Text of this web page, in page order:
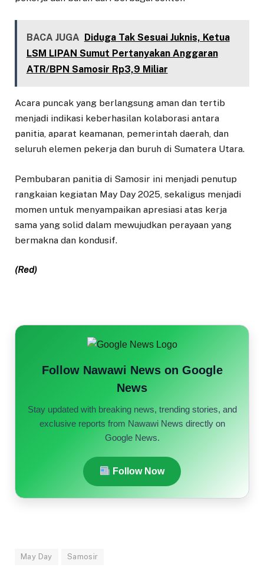
BACA JUGA Diduga Tak Sesuai Juknis, Ketua
LSM LIPAN Sumut Pertanyakan Anggaran
ATR/BPN Samosir Rp3,9 Miliar
Acara puncak yang berlangsung aman dan tertib
menjadi indikasi keberhasilan kolaborasi antara
panitia, aparat keamanan, pemerintah daerah, dan
seluruh elemen pekerja dan buruh di Sumatera Utara.
Pembubaran panitia di Samosir ini menjadi penutup
rangkaian kegiatan May Day 2025, sekaligus menjadi
momen untuk menyampaikan apresiasi atas kerja
sama yang solid dalam mewujudkan perayaan yang
bermakna dan kondusif.
(Red)
Follow Nawawi News on Google
News
Stay updated with breaking news, trending stories, and
exclusive reports from Nawawi News directly on
Google News.
Follow Now
May Day Samosir